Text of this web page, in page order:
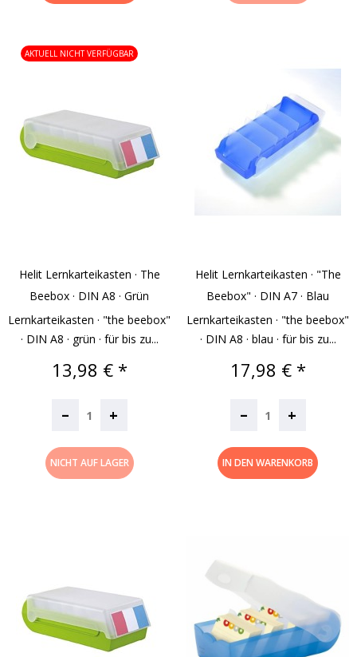
Helit Lernkarteikasten · The
Beebox · DIN A8 · Grün
Lernkarteikasten · "the beebox"
· DIN A8 · grün · für bis zu...
Preis
13,98 € *
– +
NICHT AUF LAGER
AKTUELL NICHT VERFÜGBAR
Helit Lernkarteikasten · "the
Beebox" · DIN A7 · Blau
Lernkarteikasten · "the beebox"
· DIN A8 · blau · für bis zu...
Preis
17,98 € *
– +
IN DEN WARENKORB